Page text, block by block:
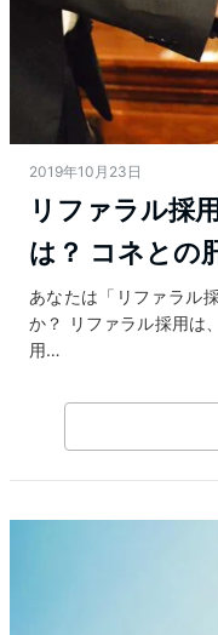
2019年10月23日
リファラル採
は？ コネとの
あなたは「リファラル
か？ リファラル採用は
用…